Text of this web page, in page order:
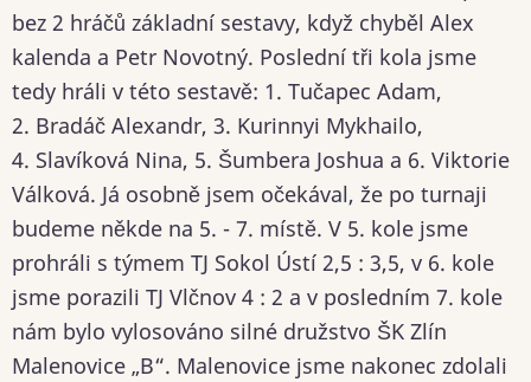
bez 2 hráčů základní sestavy, když chyběl Alex
kalenda a Petr Novotný. Poslední tři kola jsme
tedy hráli v této sestavě: 1. Tučapec Adam,
2. Bradáč Alexandr, 3. Kurinnyi Mykhailo,
4. Slavíková Nina, 5. Šumbera Joshua a 6. Viktorie
Válková. Já osobně jsem očekával, že po turnaji
budeme někde na 5. - 7. místě. V 5. kole jsme
prohráli s týmem TJ Sokol Ústí 2,5 : 3,5, v 6. kole
jsme porazili TJ Vlčnov 4 : 2 a v posledním 7. kole
nám bylo vylosováno silné družstvo ŠK Zlín
Malenovice „B“. Malenovice jsme nakonec zdolali